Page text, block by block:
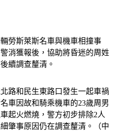
勞斯萊斯名車與機車相撞事
消獲報後，協助將昏迷的周姓
續調查釐清。
路和民生東路口發生一起車禍
車因故和騎乘機車的23歲周男
起火燃燒，警方初步排除2人
肇事原因仍在調查釐清。（中